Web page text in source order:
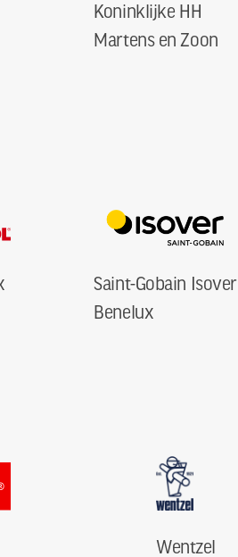
Koninklijke HH
Martens en Zoon
Saint-Gobain Isover
Benelux
Wentzel